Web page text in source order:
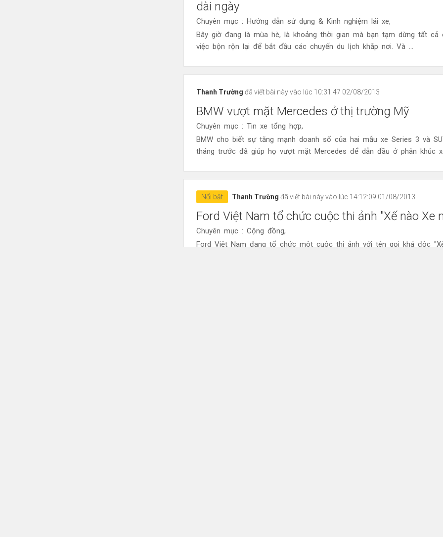
dài ngày
Chuyên mục : Hướng dẫn sử dụng & Kinh nghiệm lái xe,
Bây giờ đang là mùa hè, là khoảng thời gian mà bạn tạm dừng tất cả
việc bộn rộn lại để bắt đầu các chuyến du lịch khắp nơi. Và ...
Thanh Trường đã viết bài này vào lúc 10:31:47 02/08/2013
BMW vượt mặt Mercedes ở thị trường Mỹ
Chuyên mục : Tin xe tổng hợp,
BMW cho biết sự tăng mạnh doanh số của hai mẫu xe Series 3 và
tháng trước đã giúp họ vượt mặt Mercedes để dẫn đầu ở phân khúc
Nổi bật Thanh Trường đã viết bài này vào lúc 14:12:09 01/08/2013
Ford Việt Nam tổ chức cuộc thi ảnh "Xế nào Xe
Chuyên mục : Cộng đồng,
Ford Việt Nam đang tổ chức môt cuộc thi ảnh với tên gọi khá độc